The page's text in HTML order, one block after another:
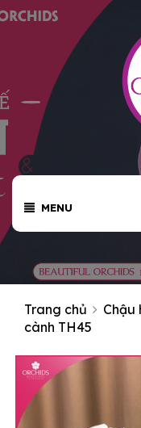
MENU
Trang chủ
Chậu
cành TH45